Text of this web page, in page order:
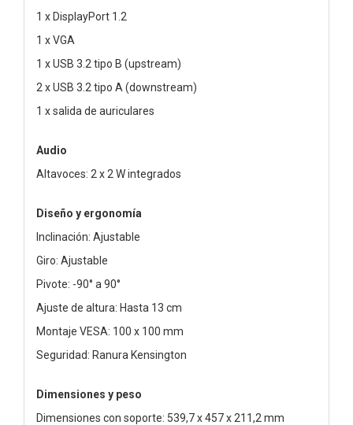
1 x DisplayPort 1.2
1 x VGA
1 x USB 3.2 tipo B (upstream)
2 x USB 3.2 tipo A (downstream)
1 x salida de auriculares
Audio
Altavoces: 2 x 2 W integrados
Diseño y ergonomía
Inclinación: Ajustable
Giro: Ajustable
Pivote: -90° a 90°
Ajuste de altura: Hasta 13 cm
Montaje VESA: 100 x 100 mm
Seguridad: Ranura Kensington
Dimensiones y peso
Dimensiones con soporte: 539,7 x 457 x 211,2 mm